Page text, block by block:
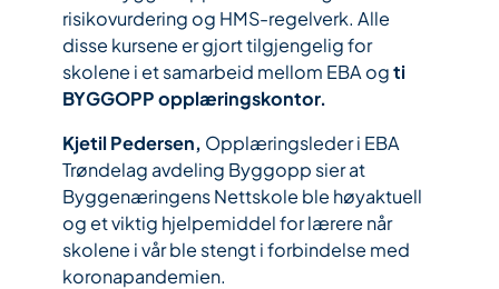
risikovurdering og HMS-regelverk. Alle
disse kursene er gjort tilgjengelig for
skolene i et samarbeid mellom EBA ogti
BYGGOPP opplæringskontor.
Kjetil Pedersen, Opplæringsleder i EBA
Trøndelag avdeling Byggopp sier at
Byggenæringens Nettskole ble høyaktuell
og et viktig hjelpemiddel for lærere når
skolene i vår ble stengt i forbindelse med
koronapandemien.